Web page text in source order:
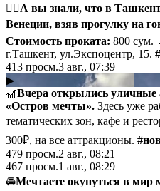
🚣‍♀️А вы знали, что в
Венеции, взяв прогулку на
Стоимость проката: 800 сум.
г.Ташкент, ул.Экспоцентр, 15.
413 просм.3 авг., 07:39
▶
🎢Вчера открылись уличные
«Остров мечты». Здесь уже
тематических зон, кафе и
300₽, на все аттракционы.
479 просм.2 авг., 08:21
467 просм.1 авг., 08:29
🚘Мечтаете окунуться в мир